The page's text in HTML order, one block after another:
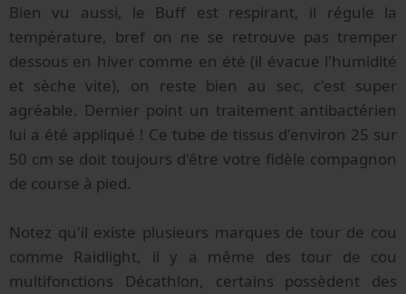
Bien vu aussi, le Buff est respirant, il régule la
température, bref on ne se retrouve pas tremper
dessous en hiver comme en été (il évacue l'humidité
et sèche vite), on reste bien au sec, c'est super
agréable. Dernier point un traitement antibactérien
lui a été appliqué ! Ce tube de tissus d'environ 25 sur
50 cm se doit toujours d'être votre fidèle compagnon
de course à pied.
Notez qu'il existe plusieurs marques de tour de cou
comme Raidlight, il y a même des tour de cou
multifonctions Décathlon, certains possèdent des